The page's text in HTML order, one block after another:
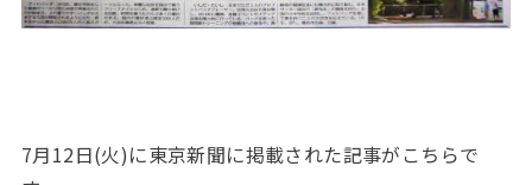
7月12日(火)に東京新聞に掲載された記事がこちらで